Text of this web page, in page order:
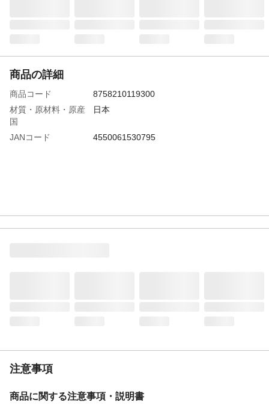
商品の詳細
商品コード
8758210119300
材質・原材料・原産
国
日本
JANコード 4550061530795
注意事項
商品に関する注意事項・説明書